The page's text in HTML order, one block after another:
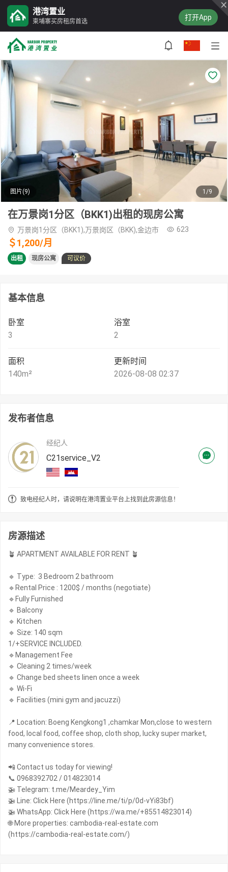
港湾置业
柬埔寨买房租房首选 打开App
图片(9) 1/9
在万景岗1分区（BKK1)出租的现房公寓
万景岗1分区（BKK1),万景岗区（BKK),金边市 623
＄1,200/月
出租 现房公寓 可议价
基本信息
卧室
3
浴室
2
面积
140m²
更新时间
2026-08-08 02:37
发布者信息
经纪人
C21service_V2
致电经纪人时，请说明在港湾置业平台上找到此房源信息！
房源描述
🪴 APARTMENT AVAILABLE FOR RENT 🪴
🔹 Type: 3 Bedroom 2 bathroom
🔹Rental Price : 1200$ / months (negotiate)
🔹Fully Furnished
🔹 Balcony
🔹 Kitchen
🔹 Size: 140 sqm
1/+SERVICE INCLUDED.
🔹Management Fee
🔹 Cleaning 2 times/week
🔹 Change bed sheets linen once a week
🔹 Wi-Fi
🔹 Facilities (mini gym and jacuzzi)
📍 Location: Boeng Kengkong1 ,chamkar Mon,close to western
food, local food, coffee shop, cloth shop, lucky super market,
many convenience stores.
📲 Contact us today for viewing!
📞 0968392702 / 014823014
🚁 Telegram: t.me/Meardey_Yim
🚁 Line: Click Here (https://line.me/ti/p/0d-vYi83bf)
🚁 WhatsApp: Click Here (https://wa.me/+85514823014)
🌐 More properties: cambodia-real-estate.com
(https://cambodia-real-estate.com/)